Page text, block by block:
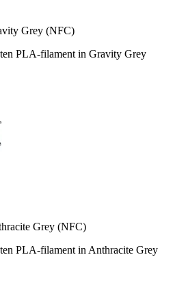
Grey (NFC)
PLA-filament in Gravity Grey
Grey (NFC)
PLA-filament in Anthracite Grey